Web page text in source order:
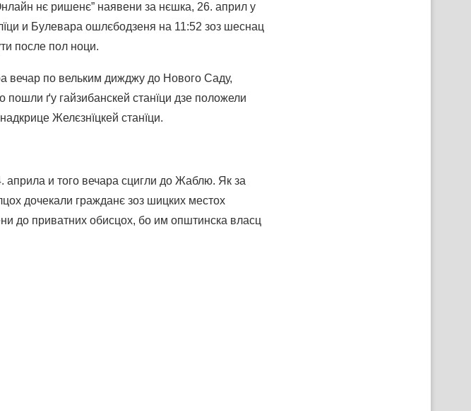
нє ришенє” наявени за нєшка, 26. април у
и Булевара ошлєбодзеня на 11:52 зоз шеснац
после пол ноци.
вечар по вельким дижджу до Нового Саду,
ґу гайзибанскей станїци дзе положели
Желєзнїцкей станїци.
и того вечара сцигли до Жаблю. Як за
дочекали гражданє зоз шицких местох
до приватних обисцох, бо им општинска власц